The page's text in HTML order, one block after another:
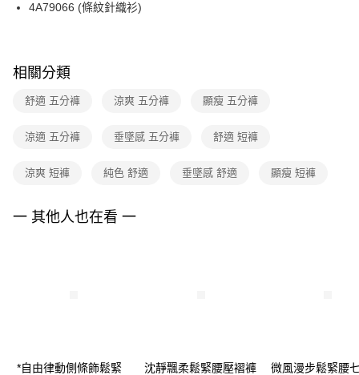
３．安心：先確認商品／服務後，再付款。
結帳頁面，進行簡訊認證並確認金額後，即可完成結帳。
２．訂單成立數日內，您將收到繳費通知簡訊。
３．收到繳費通知簡訊後14天內，點擊此簡訊中的連結，可透過四大超商／
ATM／網路銀行／等多元方式進行付款，方視為交易完成。
購買商品的店家。未經商家同意取消之訂單仍視為有效，需透過AFTEE先享
※ 交易是否成功請以「AFTEE先享後付 」之結帳頁面顯示為準，若有關於
是否繳費成功／繳費後需取消欲退款等相關疑問，請聯繫「AFTEE先享後付
【注意事項】
時審查核予不同之上限額度；若仍有額度不足之情形，本公司將視審查結果
全家取貨付款
付款後全家FamilyMart取貨
每筆NT$90，滿NT$3,600(含以上)免運費
付款後7-11取貨
黑貓宅配
4A79066 (條紋針織衫)
相關分類
舒適 五分褲 涼爽 五分褲 顯瘦 五分褲
涼適 五分褲 垂墜感 五分褲 舒適 短褲
涼爽 短褲 純色 舒適 垂墜感 舒適 顯瘦 短褲
一 其他人也在看 一
*自由律動側條飾鬆緊
沈靜飄柔鬆緊腰壓褶褲
微風漫步鬆緊腰